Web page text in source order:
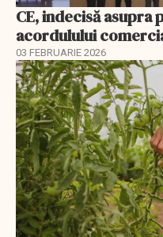
CE, indecisă
acordulului
03 FEBRUARIE 2026